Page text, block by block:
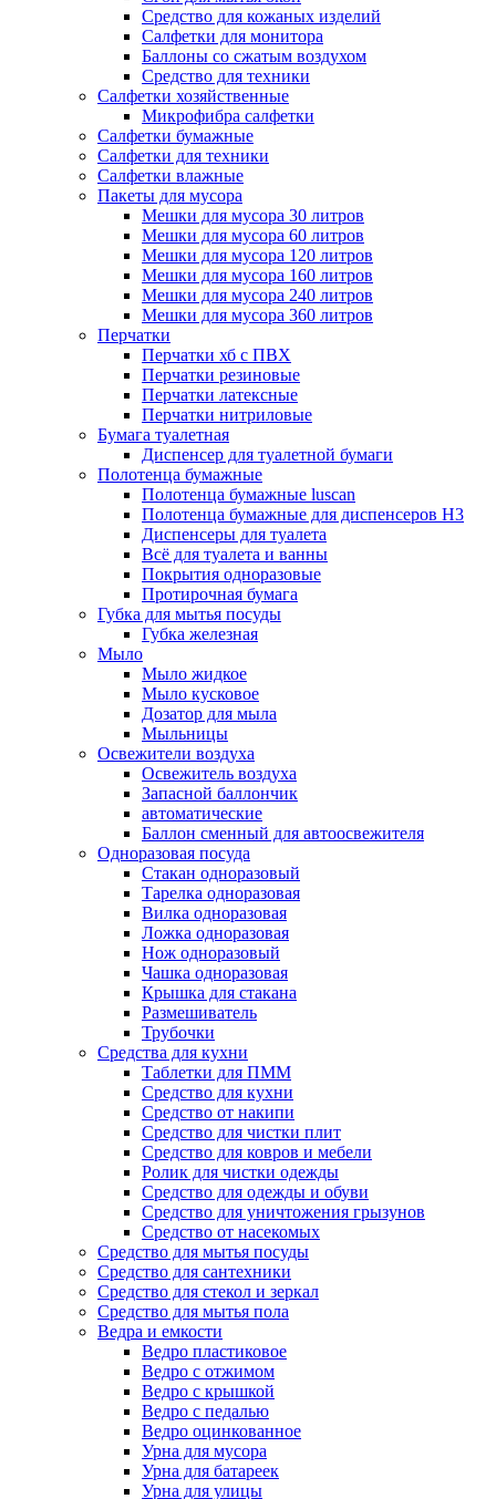
Средство для кожаных изделий
Салфетки для монитора
Баллоны со сжатым воздухом
Средство для техники
Салфетки хозяйственные
Микрофибра салфетки
Салфетки бумажные
Салфетки для техники
Салфетки влажные
Пакеты для мусора
Мешки для мусора 30 литров
Мешки для мусора 60 литров
Мешки для мусора 120 литров
Мешки для мусора 160 литров
Мешки для мусора 240 литров
Мешки для мусора 360 литров
Перчатки
Перчатки хб с ПВХ
Перчатки резиновые
Перчатки латексные
Перчатки нитриловые
Бумага туалетная
Диспенсер для туалетной бумаги
Полотенца бумажные
Полотенца бумажные luscan
Полотенца бумажные для диспенсеров H3
Диспенсеры для туалета
Всё для туалета и ванны
Покрытия одноразовые
Протирочная бумага
Губка для мытья посуды
Губка железная
Мыло
Мыло жидкое
Мыло кусковое
Дозатор для мыла
Мыльницы
Освежители воздуха
Освежитель воздуха
Запасной баллончик
автоматические
Баллон сменный для автоосвежителя
Одноразовая посуда
Стакан одноразовый
Тарелка одноразовая
Вилка одноразовая
Ложка одноразовая
Нож одноразовый
Чашка одноразовая
Крышка для стакана
Размешиватель
Трубочки
Средства для кухни
Таблетки для ПММ
Средство для кухни
Средство от накипи
Средство для чистки плит
Средство для ковров и мебели
Ролик для чистки одежды
Средство для одежды и обуви
Средство для уничтожения грызунов
Средство от насекомых
Средство для мытья посуды
Средство для сантехники
Средство для стекол и зеркал
Средство для мытья пола
Ведра и емкости
Ведро пластиковое
Ведро с отжимом
Ведро с крышкой
Ведро с педалью
Ведро оцинкованное
Урна для мусора
Урна для батареек
Урна для улицы